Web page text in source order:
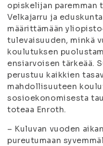
opiskelijan paremman
Velkajarru ja
määrittämään
tulevaisuuden, minkä
koulutuksen
ensiarvoisen tärkeää.
perustuu kaikkien
mahdollisuuteen
sosioekonomisesta
toteaa Enroth.
– Kuluvan vuoden
pureutumaan